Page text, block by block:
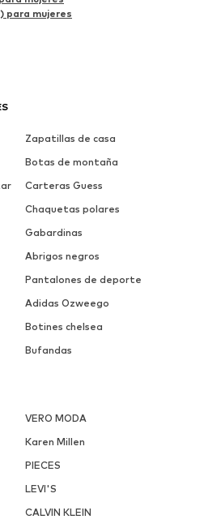
Zapatillas de casa
Botas de montaña
Carteras Guess
Chaquetas polares
Gabardinas
Abrigos negros
Pantalones de deporte
Adidas Ozweego
Botines chelsea
Bufandas
VERO MODA
Karen Millen
PIECES
LEVI'S
CALVIN KLEIN
para mujeres